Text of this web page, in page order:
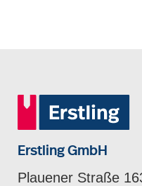
Erstling GmbH
Plauener Straße